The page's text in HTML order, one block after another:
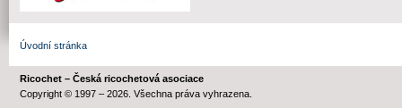
Úvodní stránka
Ricochet – Česká ricochetová asociace
Copyright © 1997 – 2026. Všechna práva vyhrazena.